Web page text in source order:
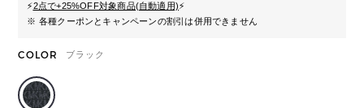
⚡2点で+25%OFF対象商品(自動適用)⚡
※ 各種クーポンとキャンペーンの割引は併用できません
COLOR ブラック